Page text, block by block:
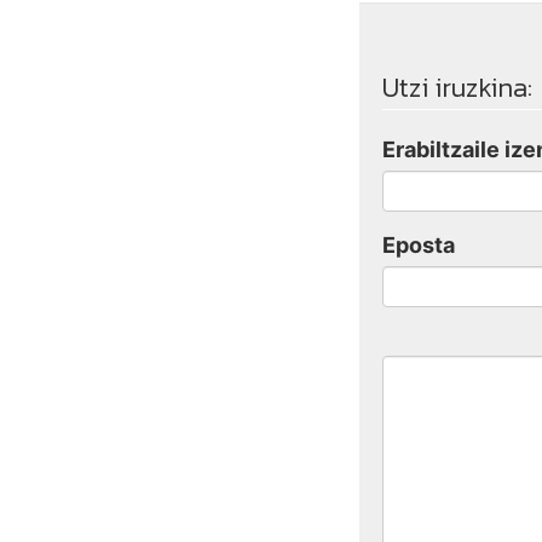
Utzi iruzkina:
Erabiltzaile
Eposta